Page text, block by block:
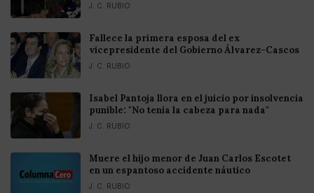
J. C. RUBIO
Fallece la primera esposa del ex
vicepresidente del Gobierno Álvarez-Cascos
J. C. RUBIO
Isabel Pantoja llora en el juicio por insolvencia
punible: "No tenía la cabeza para nada"
J. C. RUBIO
Muere el hijo menor de Juan Carlos Escotet
en un espantoso accidente náutico
J. C. RUBIO